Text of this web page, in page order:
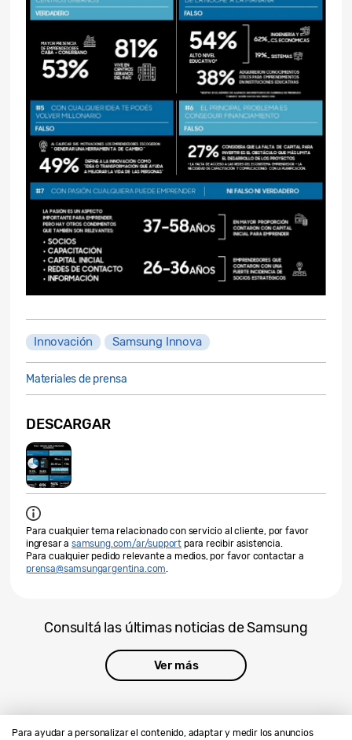
Para ayudar a personalizar el contenido, adaptar y medir los anuncios
Innovación Samsung Innova
Materiales de prensa
DESCARGAR
Para cualquier tema relacionado con servicio al cliente, por favor
ingresar asamsung.com/ar/support para recibir asistencia.
Para cualquier pedido relevante a medios, por favor contactar a
prensa@samsungargentina.com.
Consultá las últimas noticias de Samsung
Ver más